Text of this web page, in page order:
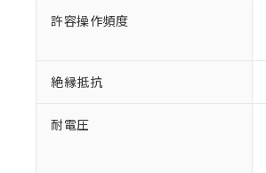
許容操作頻度
絶縁抵抗
耐電圧